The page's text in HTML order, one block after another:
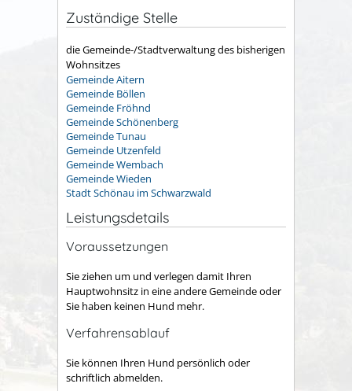
Zuständige Stelle
die Gemeinde-/Stadtverwaltung des bisherigen
Wohnsitzes
Gemeinde Aitern
Gemeinde Böllen
Gemeinde Fröhnd
Gemeinde Schönenberg
Gemeinde Tunau
Gemeinde Utzenfeld
Gemeinde Wembach
Gemeinde Wieden
Stadt Schönau im Schwarzwald
Leistungsdetails
Voraussetzungen
Sie ziehen um und verlegen damit Ihren
Hauptwohnsitz in eine andere Gemeinde oder
Sie haben keinen Hund mehr.
Verfahrensablauf
Sie können Ihren Hund persönlich oder
schriftlich abmelden.